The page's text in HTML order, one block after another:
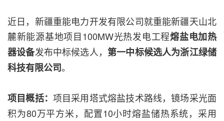
近日，新疆重能电力开发有限公司就重能新疆天山北
麓新能源基地项目100MW光热发电工程熔盐电加热
器设备发布中标候选人，第一中标候选人为浙江绿储
科技有限公司。
项目概括： 项目采用塔式熔盐技术路线，镜场采光面
积为80万平方米，配置10小时熔盐储热系统，采用